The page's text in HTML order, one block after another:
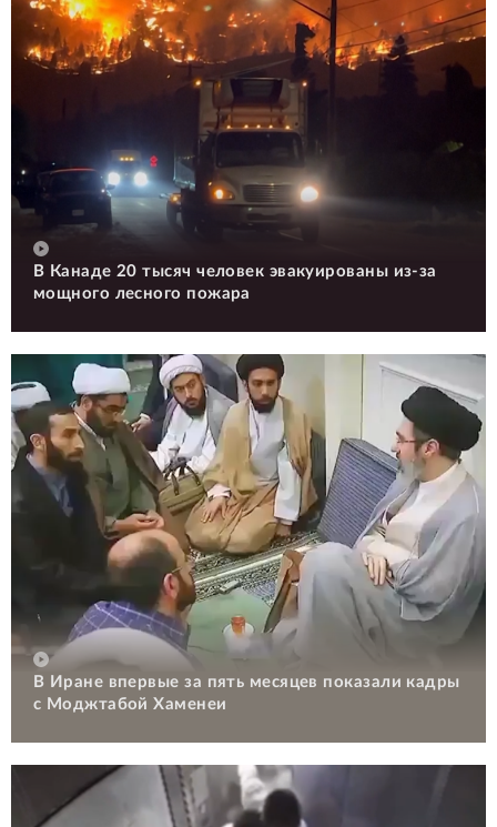
В Канаде 20 тысяч человек эвакуированы из-за
мощного лесного пожара
В Иране впервые за пять месяцев показали кадры
с Моджтабой Хаменеи